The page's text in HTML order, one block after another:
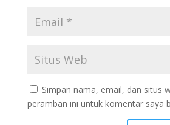
Simpan nama, email, dan situs
peramban ini untuk komentar saya